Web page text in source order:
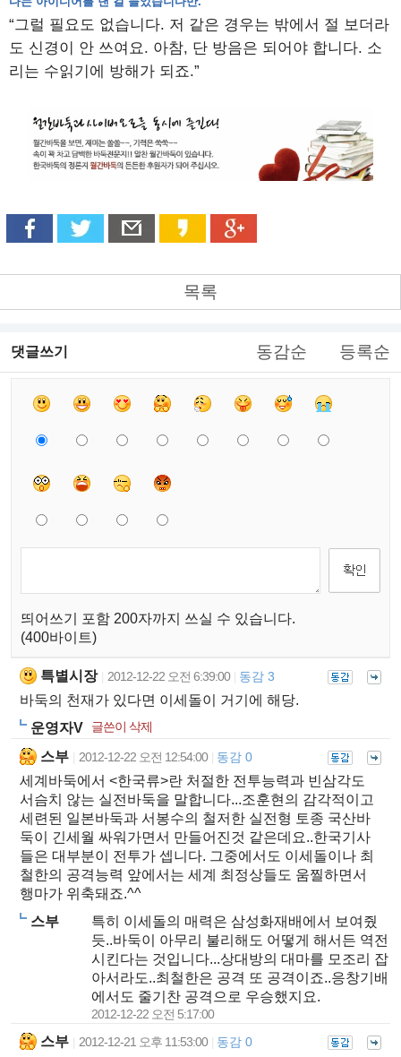
“그럴 필요도 없습니다. 저 같은 경우는 밖에서 절 보더라
도 신경이 안 쓰여요. 아참, 단 방음은 되어야 합니다. 소
리는 수읽기에 방해가 되죠.”
목록
댓글쓰기 동감순 등록순
띄어쓰기 포함 200자까지 쓰실 수 있습니다.
(400바이트)
특별시장 2012-12-22 오전 6:39:00 동감 3
바둑의 천재가 있다면 이세돌이 거기에 해당.
운영자V
글쓴이 삭제
스부 2012-12-22 오전 12:54:00 동감 0
세계바둑에서 <한국류>란 처절한 전투능력과 빈삼각도
서슴치 않는 실전바둑을 말합니다...조훈현의 감각적이고
세련된 일본바둑과 서봉수의 철저한 실전형 토종 국산바
둑이 긴세월 싸워가면서 만들어진것 같은데요..한국기사
들은 대부분이 전투가 셉니다. 그중에서도 이세돌이나 최
철한의 공격능력 앞에서는 세계 최정상들도 움찔하면서
행마가 위축돼죠.^^
스부
특히 이세돌의 매력은 삼성화재배에서 보여줬
듯..바둑이 아무리 불리해도 어떻게 해서든 역전
시킨다는 것입니다...상대방의 대마를 모조리 잡
아서라도..최철한은 공격 또 공격이죠..응창기배
에서도 줄기찬 공격으로 우승했지요.
2012-12-22 오전 5:17:00
스부 2012-12-21 오후 11:53:00 동감 0